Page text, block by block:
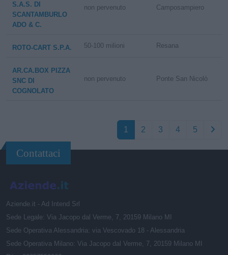
S.A.S. DI
SCANTAMBURLO
ADO & C.
non pervenuto Camposampiero
ROTO-CART S.P.A. 50-100 milioni Resana
AR.CA.BOX PIZZA
SNC DI
COGNOLATO
non pervenuto Ponte San Nicolò
1 2 3 4 5
Contattaci
Aziende.it - Ad Intend Srl
Sede Legale: Via Jacopo dal Verme, 7, 20159 Milano MI
Sede Operativa Alessandria: via Vescovado 18 - Alessandria
Sede Operativa Milano: Via Jacopo dal Verme, 7, 20159 Milano MI